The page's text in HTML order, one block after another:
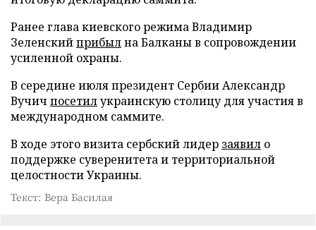
Ранее глава киевского режима Владимир
Зеленскийприбылна Балканы в сопровождении
усиленной охраны.
В середине июля президент Сербии Александр
Вучич посетилукраинскую столицу для участия в
международном саммите.
В ходе этого визита сербский лидер заявил о
поддержке суверенитета и территориальной
целостности Украины.
Текст: Вера Басилая